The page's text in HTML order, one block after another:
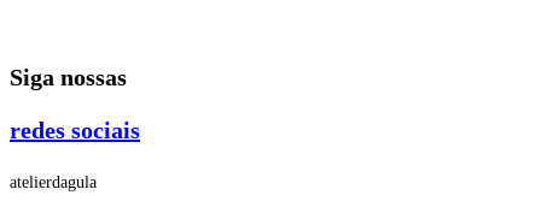
o
Siga nossas
redes sociais
atelierdagula